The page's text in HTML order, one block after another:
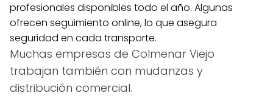
profesionales disponibles todo el año. Algunas
ofrecen seguimiento online, lo que asegura
seguridad en cada transporte.
Muchas empresas de Colmenar Viejo
trabajan también con mudanzas y
distribución comercial.